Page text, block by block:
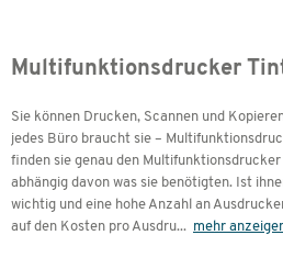
Multifunktionsdrucker
Sie können Drucken, Scannen und
jedes Büro braucht sie –
finden sie genau den
abhängig davon was sie benötigten. Ist
wichtig und eine hohe Anzahl an
auf den Kosten pro Ausdru... mehr